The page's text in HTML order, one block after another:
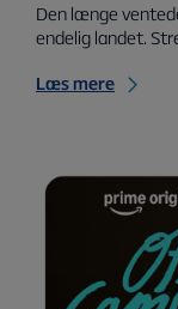
Den længe
endelig landet.
Læs mere